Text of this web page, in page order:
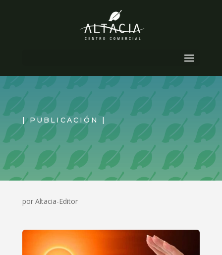
| PUBLICACIÓN |
por Altacia-Editor